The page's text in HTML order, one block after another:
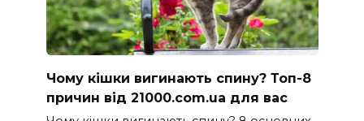
Чому кішки вигинають спину? Топ-8
причин від 21000.com.ua для вас